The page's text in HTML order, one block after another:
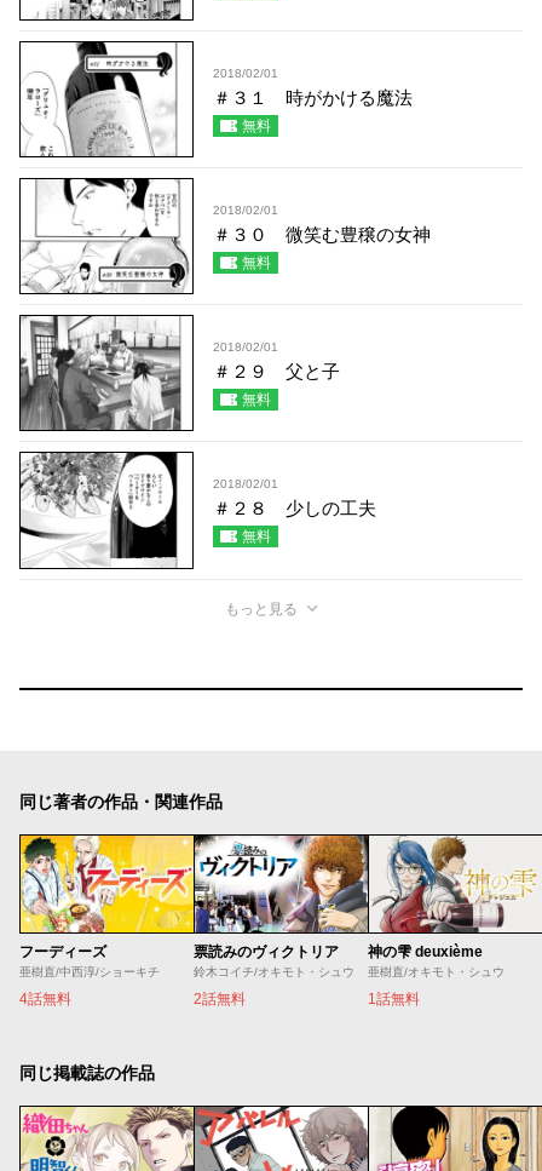
2018/02/01
＃３１ 時がかける魔法
無料
2018/02/01
＃３０ 微笑む豊穣の女神
無料
2018/02/01
＃２９ 父と子
無料
2018/02/01
＃２８ 少しの工夫
無料
もっと見る
同じ著者の作品・関連作品
フーディーズ
亜樹直/中西淳/ショーキチ
4話無料
票読みのヴィクトリア
鈴木コイチ/オキモト・シュウ
2話無料
神の雫 deuxième
亜樹直/オキモト・シュウ
1話無料
同じ掲載誌の作品